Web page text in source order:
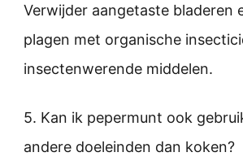
Verwijder aangetaste bladeren
plagen met organische
insectenwerende middelen.
5. Kan ik pepermunt ook
andere doeleinden dan koken?